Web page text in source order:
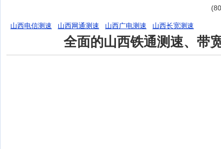
山西电信测速 山西网通测速 山西广电测速 山西长宽测速
全面的山西铁通测速、带